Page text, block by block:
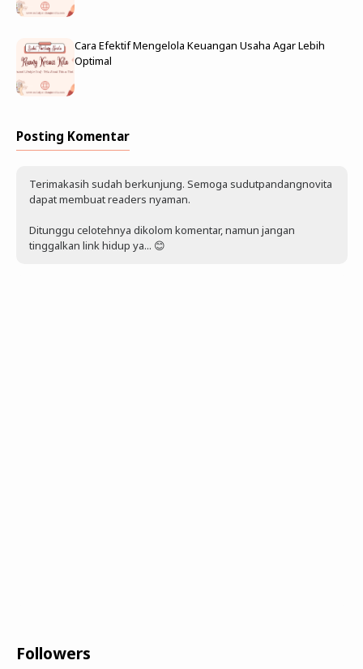
Cara Efektif Mengelola Keuangan Usaha Agar Lebih
Optimal
Posting Komentar
Terimakasih sudah berkunjung. Semoga sudutpandangnovita
dapat membuat readers nyaman.
Ditunggu celotehnya dikolom komentar, namun jangan
tinggalkan link hidup ya... 😊
Followers